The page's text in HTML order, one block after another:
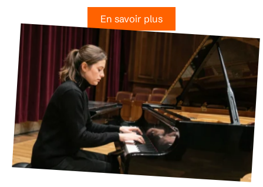
En savoir plus